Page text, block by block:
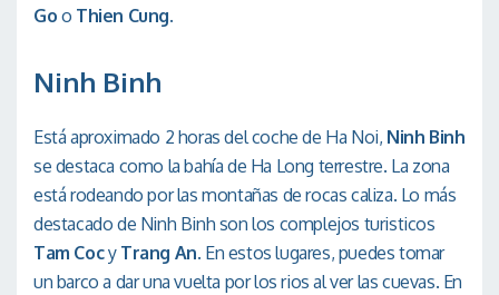
Go o Thien Cung.
Ninh Binh
Está aproximado 2 horas del coche de Ha Noi, Ninh Binh
se destaca como la bahía de Ha Long terrestre. La zona
está rodeando por las montañas de rocas caliza. Lo más
destacado de Ninh Binh son los complejos turisticos
Tam Cocy Trang An. En estos lugares, puedes tomar
un barco a dar una vuelta por los rios al ver las cuevas. En